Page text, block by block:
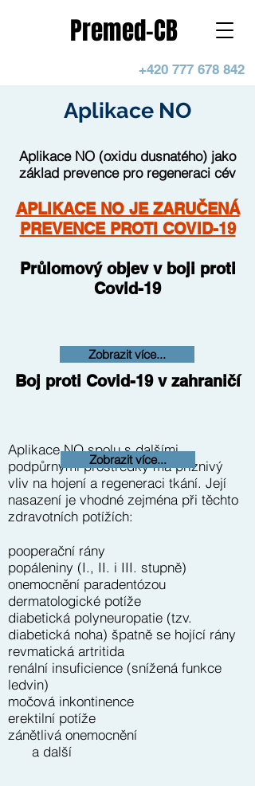
Premed-CB
+420 777 678 842
Aplikace NO
Aplikace NO (oxidu dusnatého) jako
základ prevence pro regeneraci cév
APLIKACE NO JE ZARUČENÁ
PREVENCE PROTI COVID-19
Průlomový objev v boji proti
Covid-19
Boj proti Covid-19 v zahraničí
Aplikace NO spolu s dalšími
podpůrnými prostředky má příznivý
vliv na hojení a regeneraci tkání. Její
nasazení je vhodné zejména při těchto
zdravotních potížích:
pooperační rány
popáleniny (I., II. i III. stupně)
onemocnění paradentózou
dermatologické potíže
diabetická polyneuropatie (tzv.
diabetická noha) špatně se hojící rány
revmatická artritida
renální insuficience (snížená funkce
ledvin)
močová inkontinence
erektilní potíže
zánětlivá onemocnění
a další​
Zobrazit více...
Zobrazit více...